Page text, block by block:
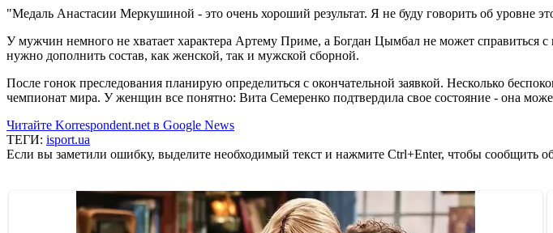
"Медаль Анастасии Меркушиной - это очень хороший результат. Я не буду говорить об уровне
У мужчин немного не хватает характера Артему Приме, а Богдан Цымбал не может справиться
нужно дополнить состав, как женской, так и мужской сборной.
После гонок преследования планирую определиться с окончательной заявкой. Несколько
чемпионат мира. У женщин все понятно: Вита Семеренко подтвердила свое состояние - она
Читайте Korrespondent.net в Google News
ТЕГИ: isport.ua
Если вы заметили ошибку, выделите необходимый текст и нажмите Ctrl+Enter, чтобы сообщить